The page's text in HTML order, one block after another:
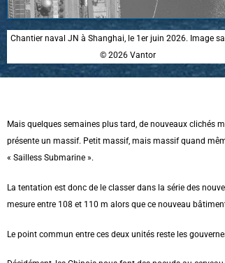
Chantier naval JN à Shanghai, le 1er juin 2026. Image
© 2026 Vantor
Mais quelques semaines plus tard, de nouveaux clichés
présente un massif. Petit massif, mais massif quand
« Sailless Submarine ».
La tentation est donc de le classer dans la série des
mesure entre 108 et 110 m alors que ce nouveau
Le point commun entre ces deux unités reste les